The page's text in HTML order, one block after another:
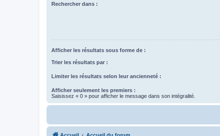
Rechercher dans :
Afficher les résultats sous forme de :
Trier les résultats par :
Limiter les résultats selon leur ancienneté :
Afficher seulement les premiers :
Saisissez « 0 » pour afficher le message dans son intégralité.